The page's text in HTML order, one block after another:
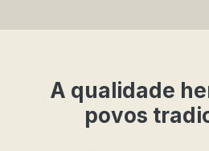
A qualidade
povos